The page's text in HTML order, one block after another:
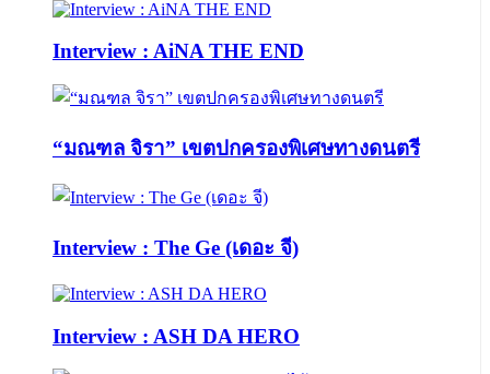
Interview : AiNA THE END
“มณฑล จิรา” เขตปกครองพิเศษทางดนตรี
Interview : The Ge (เดอะ จี)
Interview : ASH DA HERO